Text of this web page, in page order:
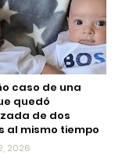
caso de una
quedó
de dos
al mismo tiempo
2026